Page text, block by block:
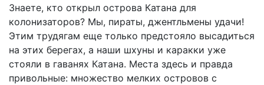
Знаете, кто открыл острова Катана для
колонизаторов? Мы, пираты, джентльмены удачи!
Этим трудягам еще только предстояло высадиться
на этих берегах, а наши шхуны и каракки уже
стояли в гаванях Катана. Места здесь и правда
привольные: множество мелких островов с